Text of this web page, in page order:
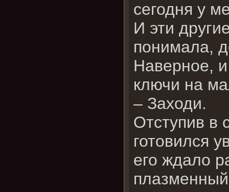
сегодня у
И эти
понимала,
Наверное,
ключи на
– Заходи.
Отступив в
готовился
его ждало